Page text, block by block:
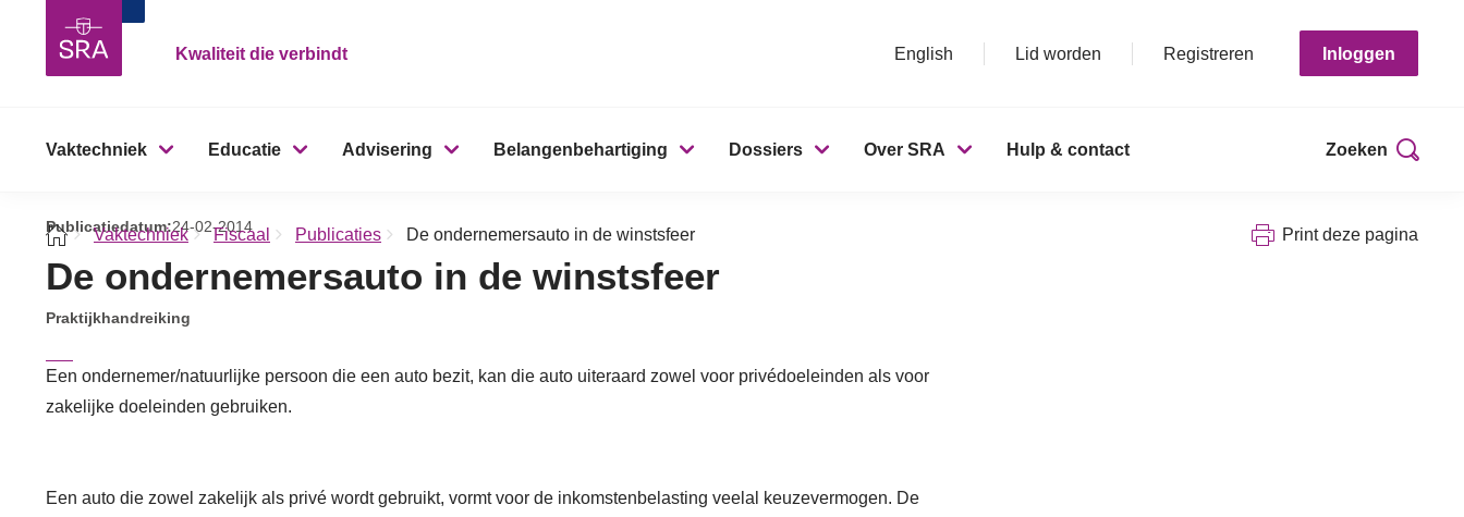
Kwaliteit die verbindt English Lid worden Registreren Inloggen
Vaktechniek Educatie Advisering Belangenbehartiging Dossiers Over SRA Hulp & contact Zoeken
Vaktechniek Fiscaal Publicaties De ondernemersauto in de winstsfeer Print deze pagina
Publicatiedatum:24-02-2014
De ondernemersauto in de winstsfeer
Praktijkhandreiking
Een ondernemer/natuurlijke persoon die een auto bezit, kan die auto uiteraard zowel voor privédoeleinden als voor
zakelijke doeleinden gebruiken.
Een auto die zowel zakelijk als privé wordt gebruikt, vormt voor de inkomstenbelasting veelal keuzevermogen. De